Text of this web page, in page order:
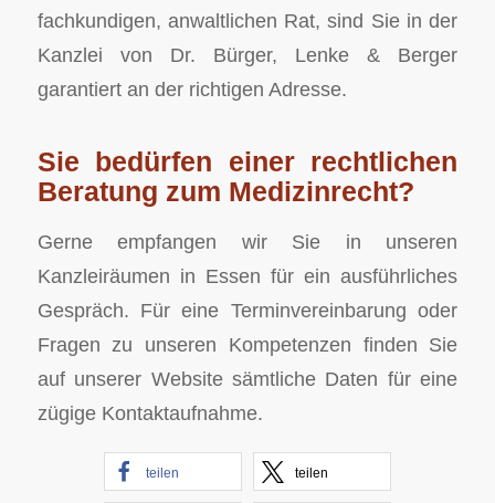
fachkundigen, anwaltlichen Rat, sind Sie in der
Kanzlei von Dr. Bürger, Lenke & Berger
garantiert an der richtigen Adresse.
Sie bedürfen einer rechtlichen
Beratung zum Medizinrecht?
Gerne empfangen wir Sie in unseren
Kanzleiräumen in Essen für ein ausführliches
Gespräch. Für eine Terminvereinbarung oder
Fragen zu unseren Kompetenzen finden Sie
auf unserer Website sämtliche Daten für eine
zügige Kontaktaufnahme.
teilen teilen